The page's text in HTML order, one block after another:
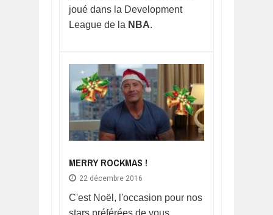
joué dans la Development
League de la NBA.
MERRY ROCKMAS !
22 décembre 2016
C'est Noël, l'occasion pour nos
stars préférées de vous